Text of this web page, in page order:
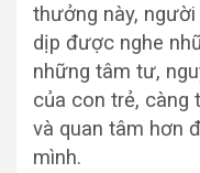
thưởng này,
dịp được nghe
những tâm tư,
của con trẻ, càng
và quan tâm hơn
mình.